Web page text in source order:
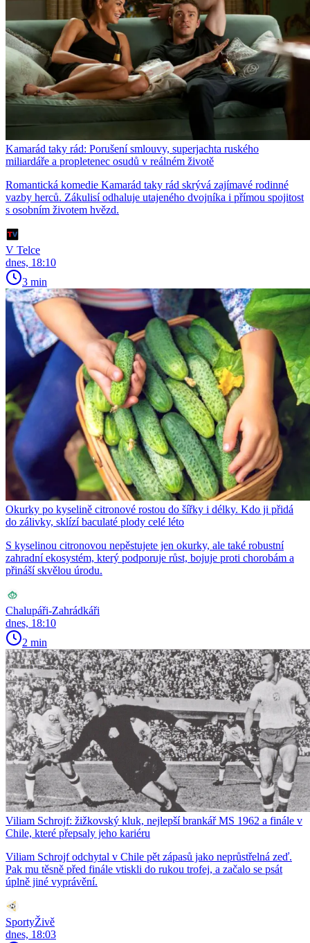
Kamarád taky rád: Porušení smlouvy, superjachta ruského
miliardáře a propletenec osudů v reálném životě
Romantická komedie Kamarád taky rád skrývá zajímavé rodinné
vazby herců. Zákulisí odhaluje utajeného dvojníka i přímou spojitost
s osobním životem hvězd.
V Telce
dnes, 18:10
3 min
Okurky po kyselině citronové rostou do šířky i délky. Kdo ji přidá
do zálivky, sklízí baculaté plody celé léto
S kyselinou citronovou nepěstujete jen okurky, ale také robustní
zahradní ekosystém, který podporuje růst, bojuje proti chorobám a
přináší skvělou úrodu.
Chalupáři-Zahrádkáři
dnes, 18:10
2 min
Viliam Schrojf: žižkovský kluk, nejlepší brankář MS 1962 a finále v
Chile, které přepsaly jeho kariéru
Viliam Schrojf odchytal v Chile pět zápasů jako neprůstřelná zeď.
Pak mu těsně před finále vtiskli do rukou trofej, a začalo se psát
úplně jiné vyprávění.
SportyŽivě
dnes, 18:03